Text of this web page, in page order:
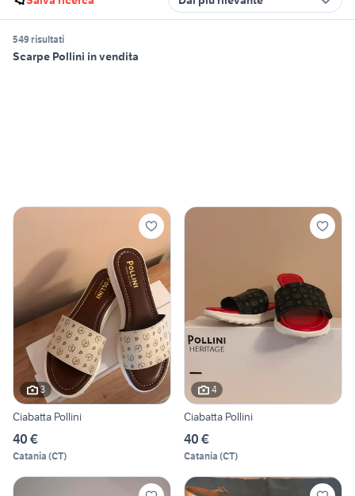
549 risultati
Scarpe Pollini in vendita
3
Ciabatta Pollini
40 €
Catania (CT)
4
Ciabatta Pollini
40 €
Catania (CT)